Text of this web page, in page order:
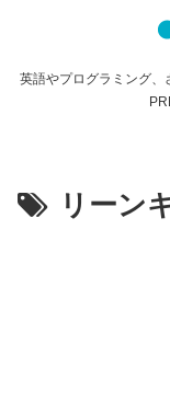
英語やプログラミング
リーン